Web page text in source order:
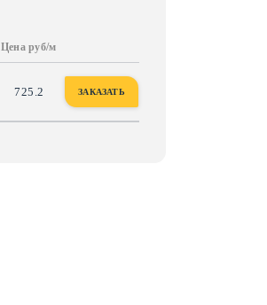
Цена руб/м
725.2 ЗАКАЗАТЬ